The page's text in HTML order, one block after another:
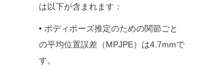
は以下が含まれます：
• ボディポーズ推定のための関節ごと
の平均位置誤差（MPJPE）は4.7mmで
す。